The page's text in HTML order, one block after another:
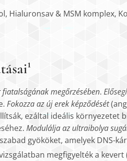
Hialuronsav & MSM komplex,
megőrzésében.
Fokozza az új erek képződését
ezáltal ideális környezetet
Modulálja az ultraibolya
gyököket, amelyek DNS-
megfigyelték a kevert